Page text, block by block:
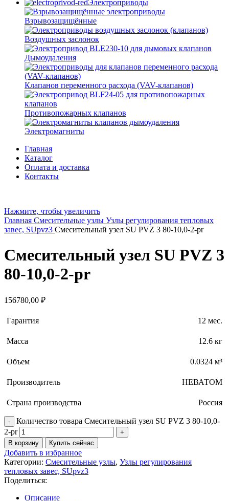
Электроприводы
Взрывозащищённые
Воздушных заслонок
Дымоудаления
Клапанов переменного расхода (VAV-клапанов)
Противопожарных клапанов
Электромагниты
Главная
Каталог
Оплата и доставка
Контакты
Нажмите, чтобы увеличить
Главная Смесительные узлы Узлы регулирования тепловых
завес, SUpvz3 Смесительный узел SU PVZ 3 80-10,0-2-pr
Смесительный узел SU PVZ 3
80-10,0-2-pr
156780,00 ₽
Гарантия 12 мес.
Масса 12.6 кг
Объем 0.0324 м³
Производитель НЕВАТОМ
Страна производства Россия
Количество товара Смесительный узел SU PVZ 3 80-10,0-
2-pr
В корзину Купить сейчас
Добавить в избранное
Категории: Смесительные узлы, Узлы регулирования
тепловых завес, SUpvz3
Поделиться:
Описание